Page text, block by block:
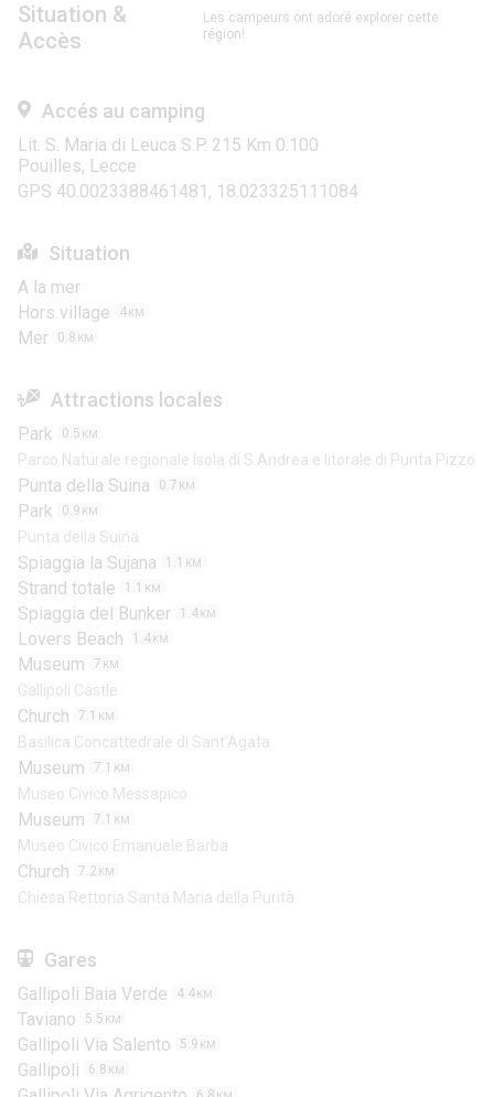
Situation &
Accès
Les campeurs ont adoré explorer cette
région!
Accés au camping
Lit. S. Maria di Leuca S.P. 215 Km 0.100
Pouilles, Lecce
GPS 40.0023388461481, 18.023325111084
Situation
A la mer
Hors village
4 KM
Mer 0.8 KM
Attractions locales
Park 0.5 KM
Parco Naturale regionale Isola di S.Andrea e litorale di Punta Pizzo
Punta della Suina 0.7 KM
Park 0.9 KM
Punta della Suina
Spiaggia la Sujana 1.1 KM
Strand totale 1.1 KM
Spiaggia del Bunker 1.4 KM
Lovers Beach 1.4 KM
Museum 7 KM
Gallipoli Castle
Church 7.1 KM
Basilica Concattedrale di Sant'Agata
Museum 7.1 KM
Museo Civico Messapico
Museum 7.1 KM
Museo Civico Emanuele Barba
Church 7.2 KM
Chiesa Rettoria Santa Maria della Purità
Gares
Gallipoli Baia Verde 4.4 KM
Taviano 5.5 KM
Gallipoli Via Salento 5.9 KM
Gallipoli 6.8 KM